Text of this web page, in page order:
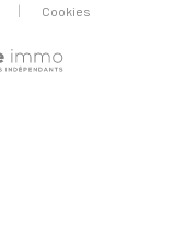
Cookies